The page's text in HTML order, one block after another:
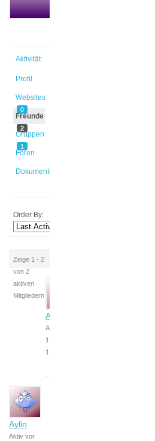
Aktivität
Profil
Websites
0
Freunde
2
Gruppen
1
Foren
Dokumente
Order By:
Zeige 1 - 2
von 2
aktiven
Mitgliedern
Anastasia
Aktiv vor
1 Monat,
1 Woche
Aylin
Aktiv vor